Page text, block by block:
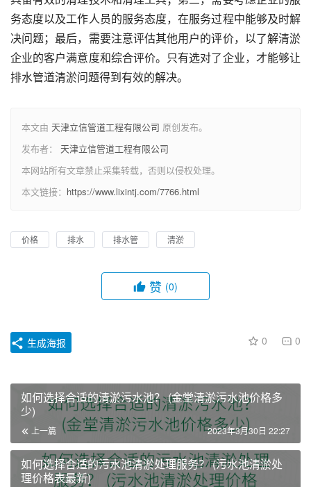
务态度以及工作人员的服务态度，在服务过程中能够及时解
决问题；最后，需要注意评估其他用户的评价，以了解清淤
企业的客户满意度和综合评价。只有选对了企业，才能够让
排水管道清淤问题得到有效的解决。
本文由 天津立信管道工程有限公司 原创发布。
发布者： 天津立信管道工程有限公司
本网站所有文章禁止采集转载，否则以侵权处理。
本文链接： https://www.lixintj.com/7766.html
价格 排水 排水管 清淤
赞 (0)
0 0
生成海报
如何选择合适的清淤污水池？ (金堂清淤污水池价格多
少)
上一篇 2023年3月30日 22:27
如何选择合适的污水池清淤处理服务？ (污水池清淤处
理价格表最新)